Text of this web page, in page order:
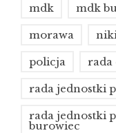
mdk mdk
morawa
policja
rada jednostki
rada jednostki
burowiec